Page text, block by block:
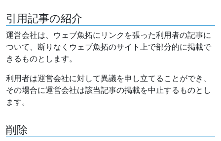
引用記事の紹介
運営会社は、ウェブ魚拓にリンクを張った利用者の記事に
ついて、断りなくウェブ魚拓のサイト上で部分的に掲載で
きるものとします。
利用者は運営会社に対して異議を申し立てることができ、
その場合に運営会社は該当記事の掲載を中止するものとし
ます。
削除